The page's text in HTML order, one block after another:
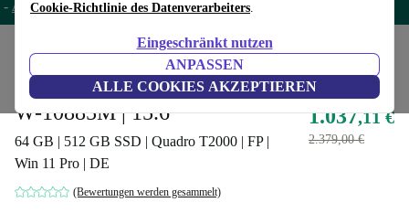
Cookie-Richtlinie des Datenverarbeiters.
Eingeschränkt nutzen
ANPASSEN
ALLE COOKIES AKZEPTIEREN
- AGB
Laptops HP Laptops
HP ZBook Fury 15 G7 | Xeon
W-10885M | 15.6"
64 GB | 512 GB SSD | Quadro T2000 | FP |
Win 11 Pro | DE
(Bewertungen werden gesammelt)
1.037,11 €
2.379,00 €